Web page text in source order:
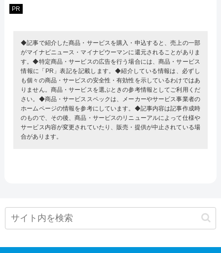
PR
◆記事で紹介した商品・サービスを購入・申込すると、売上の一部
がマイナビニュース・マイナビウーマンに還元されることがありま
す。◆特定商品・サービスの広告を行う場合には、商品・サービス
情報に「PR」表記を記載します。◆紹介している情報は、必ずし
も個々の商品・サービスの安全性・有効性を示しているわけではあ
りません。商品・サービスを選ぶときの参考情報としてご利用くだ
さい。◆商品・サービススペックは、メーカーやサービス事業者の
ホームページの情報を参考にしています。◆記事内容は記事作成時
のもので、その後、商品・サービスのリニューアルによって仕様や
サービス内容が変更されていたり、販売・提供が中止されている場
合があります。